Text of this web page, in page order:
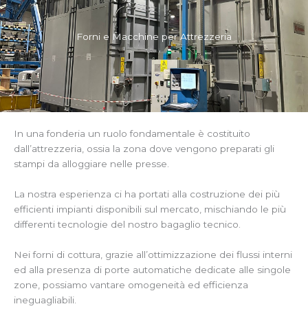
Forni e Macchine per Attrezzeria
In una fonderia un ruolo fondamentale è costituito
dall’attrezzeria, ossia la zona dove vengono preparati gli
stampi da alloggiare nelle presse.
La nostra esperienza ci ha portati alla costruzione dei più
efficienti impianti disponibili sul mercato, mischiando le più
differenti tecnologie del nostro bagaglio tecnico.
Nei forni di cottura, grazie all’ottimizzazione dei flussi interni
ed alla presenza di porte automatiche dedicate alle singole
zone, possiamo vantare omogeneità ed efficienza
ineguagliabili.